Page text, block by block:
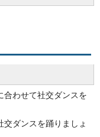
合わせて社交ダンスを
ダンスを踊りましょ